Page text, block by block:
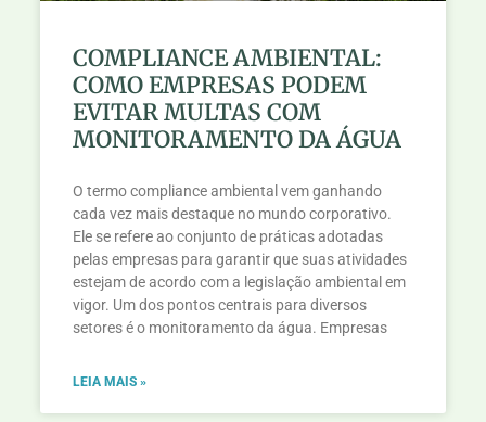
COMPLIANCE AMBIENTAL:
COMO EMPRESAS PODEM
EVITAR MULTAS COM
MONITORAMENTO DA ÁGUA
O termo compliance ambiental vem ganhando
cada vez mais destaque no mundo corporativo.
Ele se refere ao conjunto de práticas adotadas
pelas empresas para garantir que suas atividades
estejam de acordo com a legislação ambiental em
vigor. Um dos pontos centrais para diversos
setores é o monitoramento da água. Empresas
LEIA MAIS »